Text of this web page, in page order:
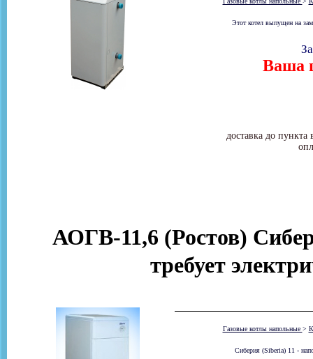
Этот котел выпущен на
Ваша
доставка до
АОГВ-11,6 (Ростов)
требует
Газовые котлы напольные >
Сиберия (Siberia) 11 -